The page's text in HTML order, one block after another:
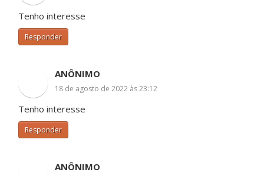
Tenho interesse
Responder
ANÔNIMO
18 de agosto de 2022 às 23:12
Tenho interesse
Responder
ANÔNIMO